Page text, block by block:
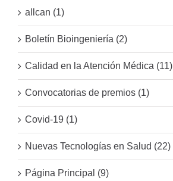
allcan (1)
Boletín Bioingeniería (2)
Calidad en la Atención Médica (11)
Convocatorias de premios (1)
Covid-19 (1)
Nuevas Tecnologías en Salud (22)
Página Principal (9)